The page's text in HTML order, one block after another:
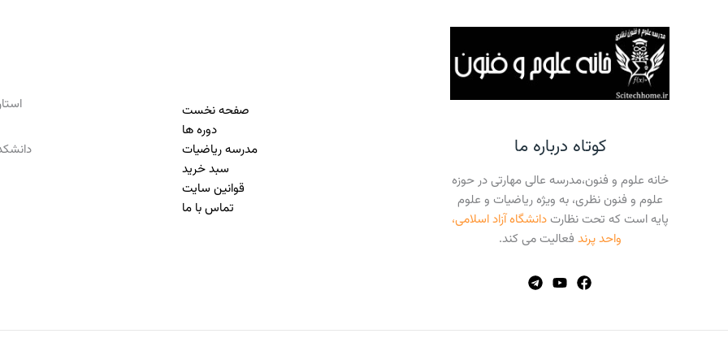
کوتاه درباره ما
خانه علوم و فنون،مدرسه عالی مهارتی در حوزه
علوم و فنون نظری، به ویژه ریاضیات و علوم
پایه است که تحت نظارتدانشگاه آزاد اسلامی،
واحد پرند فعالیت می کند.
صفحه نخست
دوره ها
مدرسه ریاضیات
سبد خرید
قوانین سایت
تماس با ما
استان